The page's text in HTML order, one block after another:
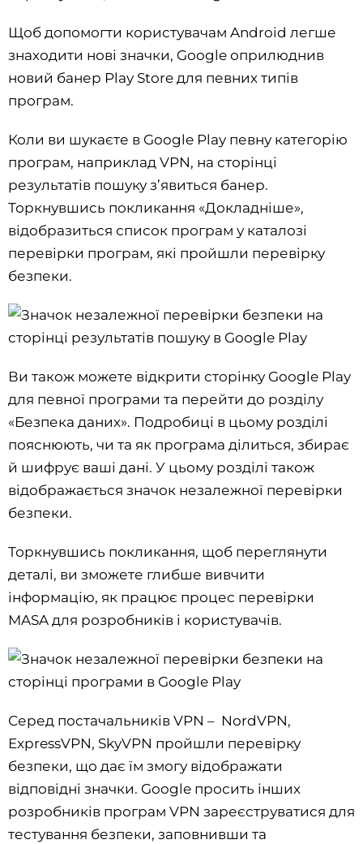
Щоб допомогти користувачам Android легше
знаходити нові значки, Google оприлюднив
новий банер Play Store для певних типів
програм.
Коли ви шукаєте в Google Play певну категорію
програм, наприклад VPN, на сторінці
результатів пошуку з’явиться банер.
Торкнувшись покликання «Докладніше»,
відобразиться список програм у каталозі
перевірки програм, які пройшли перевірку
безпеки.
Ви також можете відкрити сторінку Google Play
для певної програми та перейти до розділу
«Безпека даних». Подробиці в цьому розділі
пояснюють, чи та як програма ділиться, збирає
й шифрує ваші дані. У цьому розділі також
відображається значок незалежної перевірки
безпеки.
Торкнувшись покликання, щоб переглянути
деталі, ви зможете глибше вивчити
інформацію, як працює процес перевірки
MASA для розробників і користувачів.
Серед постачальників VPN – NordVPN,
ExpressVPN, SkyVPN пройшли перевірку
безпеки, що дає їм змогу відображати
відповідні значки. Google просить інших
розробників програм VPN зареєструватися для
тестування безпеки, заповнивши та